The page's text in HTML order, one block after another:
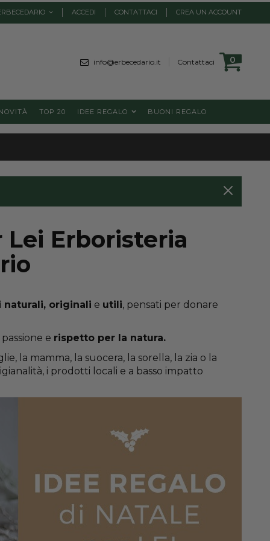
ACCEDI CONTATTACI CREA UN ACCOUNT
Cart
0
info@erbecedario.it Contattaci
TOP 20 IDEE REGALO BUONI REGALO
Erboristeria
originali e utili, pensati per donare
e rispetto per la natura.
la mamma, la suocera, la sorella, la zia o la
i prodotti locali e a basso impatto